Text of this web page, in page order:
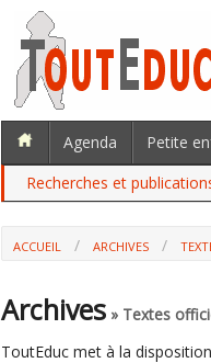
Agenda Petite
Recherches et
ACCUEIL ARCHIVES
PRIVÉ SOUS CONTRAT)
Archives » Textes
ToutEduc met à la